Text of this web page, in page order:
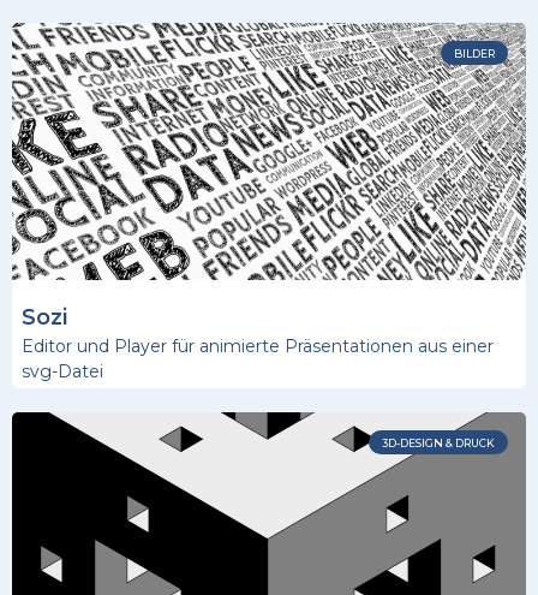
BILDER
Sozi
Editor und Player für animierte Präsentationen aus einer
svg-Datei
3D-DESIGN & DRUCK